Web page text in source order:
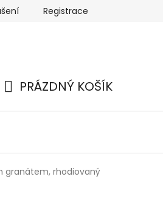
Registrace
PRÁZDNÝ KOŠÍK
granátem, rhodiovaný